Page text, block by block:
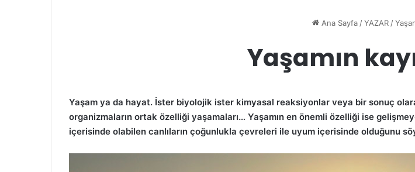
Ana Sayfa / YAZAR /
Yaşamın
Yaşam ya da hayat. İster biyolojik ister kimyasal reaksiyonlar veya bir sonuç
organizmaların ortak özelliği yaşamaları… Yaşamın en önemli özelliği ise
içerisinde olabilen canlıların çoğunlukla çevreleri ile uyum içerisinde olduğunu